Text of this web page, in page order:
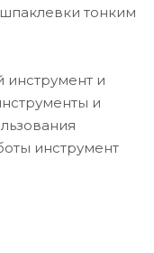
тонким
инструмент и
и
инструмент